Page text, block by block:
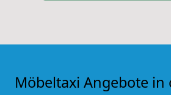
Möbeltaxi Angebote in